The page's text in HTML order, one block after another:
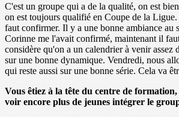
C'est un groupe qui a de la qualité, on est
on est toujours qualifié en Coupe de la Ligue.
faut confirmer. Il y a une bonne ambiance au
Corinne me l'avait confirmé, maintenant il
considère qu'on a un calendrier à venir assez
sur une bonne dynamique. Vendredi, nous
qui reste aussi sur une bonne série. Cela va
Vous êtiez à la tête du centre de
voir encore plus de jeunes intégrer le